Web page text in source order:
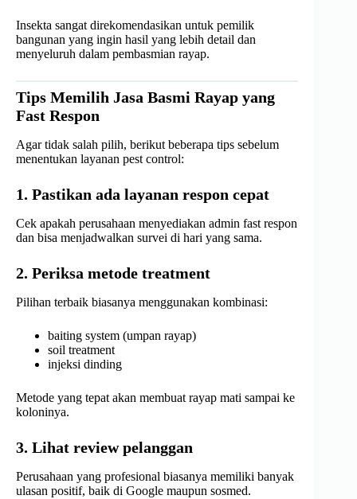
Insekta sangat direkomendasikan untuk pemilik
bangunan yang ingin hasil yang lebih detail dan
menyeluruh dalam pembasmian rayap.
Tips Memilih Jasa Basmi Rayap yang
Fast Respon
Agar tidak salah pilih, berikut beberapa tips sebelum
menentukan layanan pest control:
1. Pastikan ada layanan respon cepat
Cek apakah perusahaan menyediakan admin fast respon
dan bisa menjadwalkan survei di hari yang sama.
2. Periksa metode treatment
Pilihan terbaik biasanya menggunakan kombinasi:
baiting system (umpan rayap)
soil treatment
injeksi dinding
Metode yang tepat akan membuat rayap mati sampai ke
koloninya.
3. Lihat review pelanggan
Perusahaan yang profesional biasanya memiliki banyak
ulasan positif, baik di Google maupun sosmed.